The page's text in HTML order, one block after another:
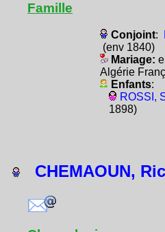
Famille
Conjoint:
(env 1840)
Mariage:
Algérie
Enfants:
ROSSI,
1898)
CHEMAOUN,